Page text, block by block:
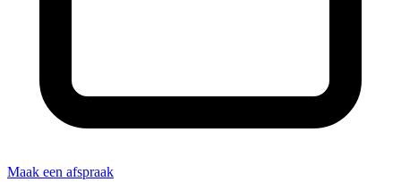
Maak een afspraak